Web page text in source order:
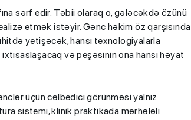
sərf edir. Təbii olaraq o, gələcəkdə özünü
etmək istəyir. Gənc həkim öz qarşısında
yetişəcək, hansı texnologiyalarla
və peşəsinin ona hansı həyat
üçün cəlbedici görünməsi yalnız
sistemi, klinik praktikada mərhələli